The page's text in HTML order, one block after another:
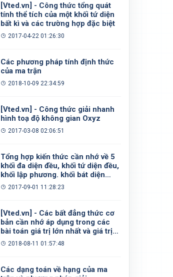
[Vted.vn] - Công thức tổng quát
tính thể tích của một khối tứ diện
bất kì và các trường hợp đặc biệt
2017-04-22 01:26:30
Các phương pháp tính định thức
của ma trận
2018-10-09 22:34:59
[Vted.vn] - Công thức giải nhanh
hình toạ độ không gian Oxyz
2017-03-08 02:06:51
Tổng hợp kiến thức cần nhớ về 5
khối đa diện đều, khối tứ diện đều,
khối lập phương. khối bát diện
đều, khối 12 mặt đều, khối 20 mặt
2017-09-01 11:28:23
[Vted.vn] - Các bất đẳng thức cơ
bản cần nhớ áp dụng trong các
bài toán giá trị lớn nhất và giá trị
nhỏ nhất
2018-08-11 01:57:48
Các dạng toán về hạng của ma